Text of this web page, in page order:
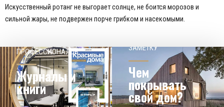
Искусственный ротанг не выгорает солнце, не боится морозов и
сильной жары, не подвержен порче грибком и насекомыми.
ПРОФЕССИОНАЛОВ
Журналы и
книги
ЗАМЕТКУ
Чем
покрывать
свой дом?